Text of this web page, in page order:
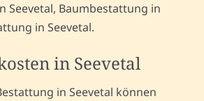
Seevetal, Baumbestattung in
in Seevetal.
in Seevetal
in Seevetal können